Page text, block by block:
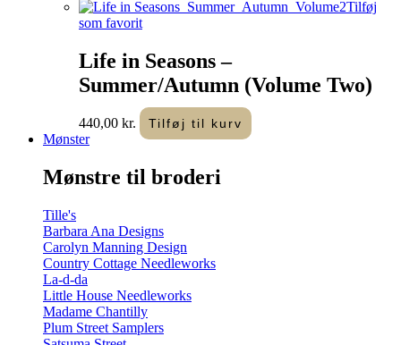
Tilføj
som favorit
Life in Seasons –
Summer/Autumn (Volume Two)
440,00 kr. Tilføj til kurv
Mønster
Mønstre til broderi
Tille's
Barbara Ana Designs
Carolyn Manning Design
Country Cottage Needleworks
La-d-da
Little House Needleworks
Madame Chantilly
Plum Street Samplers